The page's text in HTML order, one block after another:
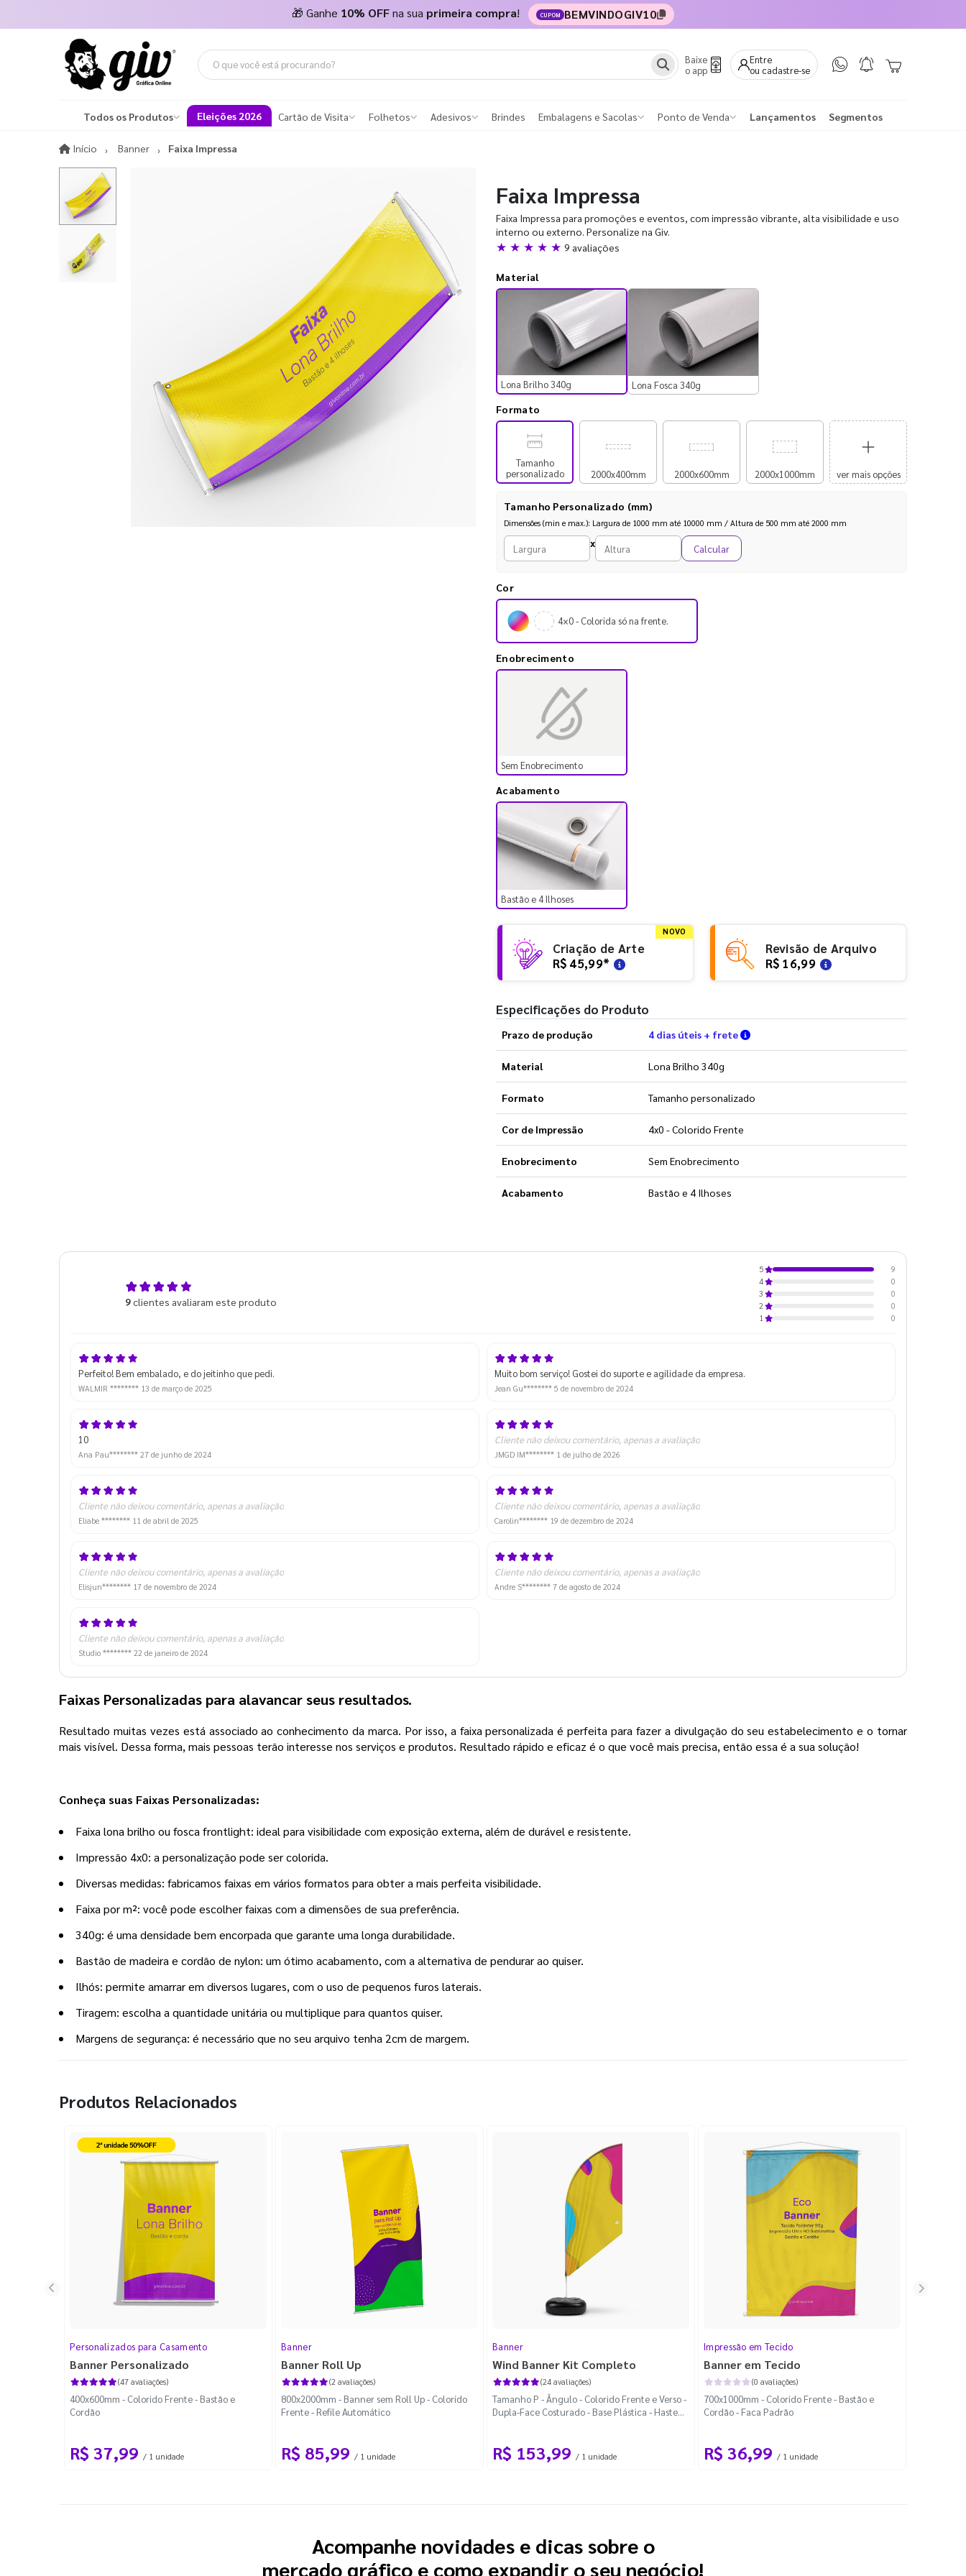
🎁 Ganhe 10% OFFna sua primeira compra! CUPOM BEMVINDOGIV10
Baixe
o app
Entre
ou cadastre-se
Todos os Produtos Eleições 2026 Cartão de Visita Folhetos Adesivos Brindes Embalagens e Sacolas Ponto de Venda Lançamentos Segmentos
Início InícioBanner Faixa Impressa
Faixa Impressa
Faixa Impressa para promoções e eventos, com impressão vibrante, alta visibilidade e uso
interno ou externo. Personalize na Giv.
★ ★ ★ ★ ★ 9 avaliações
Material
Lona Brilho 340g Lona Fosca 340g
Formato
Tamanho
personalizado
2000x400mm 2000x600mm 2000x1000mm ver mais opções
Tamanho Personalizado (mm)
Dimensões (min e max.): Largura de 1000 mm até 10000 mm / Altura de 500 mm até 2000 mm
Largura personalizada (mm)
x
Altura personalizada (mm) Calcular
Cor
4×0 - Colorida só na frente.
Enobrecimento
Sem Enobrecimento
Acabamento
Bastão e 4 Ilhoses
NOVO
Criação de Arte
R$ 45,99*
Revisão de Arquivo
R$ 16,99
Especificações do Produto
Prazo de produção 4 dias úteis + frete Verifique as condições de entrega
Material Lona Brilho 340g
Formato Tamanho personalizado
Cor de Impressão 4x0 - Colorido Frente
Enobrecimento Sem Enobrecimento
Acabamento Bastão e 4 Ilhoses
9clientes avaliaram este produto
5
9
4
0
3
0
2
0
1
0
Perfeito! Bem embalado, e do jeitinho que pedi.
WALMIR ******** 13 de março de 2025
Muito bom serviço! Gostei do suporte e agilidade da empresa.
Jean Gu******** 5 de novembro de 2024
10
Ana Pau******** 27 de junho de 2024
Cliente não deixou comentário, apenas a avaliação
JMGD IM******** 1 de julho de 2026
Cliente não deixou comentário, apenas a avaliação
Eliabe ******** 11 de abril de 2025
Cliente não deixou comentário, apenas a avaliação
Carolin******** 19 de dezembro de 2024
Cliente não deixou comentário, apenas a avaliação
Elisjun******** 17 de novembro de 2024
Cliente não deixou comentário, apenas a avaliação
Andre S******** 7 de agosto de 2024
Cliente não deixou comentário, apenas a avaliação
Studio ******** 22 de janeiro de 2024
Faixas Personalizadas para alavancar seus resultados.
Resultado muitas vezes está associado ao conhecimento da marca. Por isso, a faixa personalizada é perfeita para fazer a divulgação do seu estabelecimento e o tornar
mais visível. Dessa forma, mais pessoas terão interesse nos serviços e produtos. Resultado rápido e eficaz é o que você mais precisa, então essa é a sua solução!
Conheça suas Faixas Personalizadas:
Faixa lona brilho ou fosca frontlight: ideal para visibilidade com exposição externa, além de durável e resistente.
Impressão 4x0: a personalização pode ser colorida.
Diversas medidas: fabricamos faixas em vários formatos para obter a mais perfeita visibilidade.
Faixa por m²: você pode escolher faixas com a dimensões de sua preferência.
340g: é uma densidade bem encorpada que garante uma longa durabilidade.
Bastão de madeira e cordão de nylon: um ótimo acabamento, com a alternativa de pendurar ao quiser.
Ilhós: permite amarrar em diversos lugares, com o uso de pequenos furos laterais.
Tiragem: escolha a quantidade unitária ou multiplique para quantos quiser.
Margens de segurança: é necessário que no seu arquivo tenha 2cm de margem.
Produtos Relacionados
Personalizados para Casamento
Banner Personalizado
(47 avaliações)
400x600mm - Colorido Frente - Bastão e
Cordão
R$ 37,99 / 1 unidade
Banner
Banner Roll Up
(2 avaliações)
800x2000mm - Banner sem Roll Up - Colorido
Frente - Refile Automático
R$ 85,99 / 1 unidade
Banner
Wind Banner Kit Completo
(24 avaliações)
Tamanho P - Ângulo - Colorido Frente e Verso -
Dupla-Face Costurado - Base Plástica - Haste
R$ 153,99 / 1 unidade
Impressão em Tecido
Banner em Tecido
(0 avaliações)
700x1000mm - Colorido Frente - Bastão e
Cordão - Faca Padrão
R$ 36,99 / 1 unidade
Acompanhe novidades e dicas sobre o
mercado gráfico e como expandir o seu negócio!